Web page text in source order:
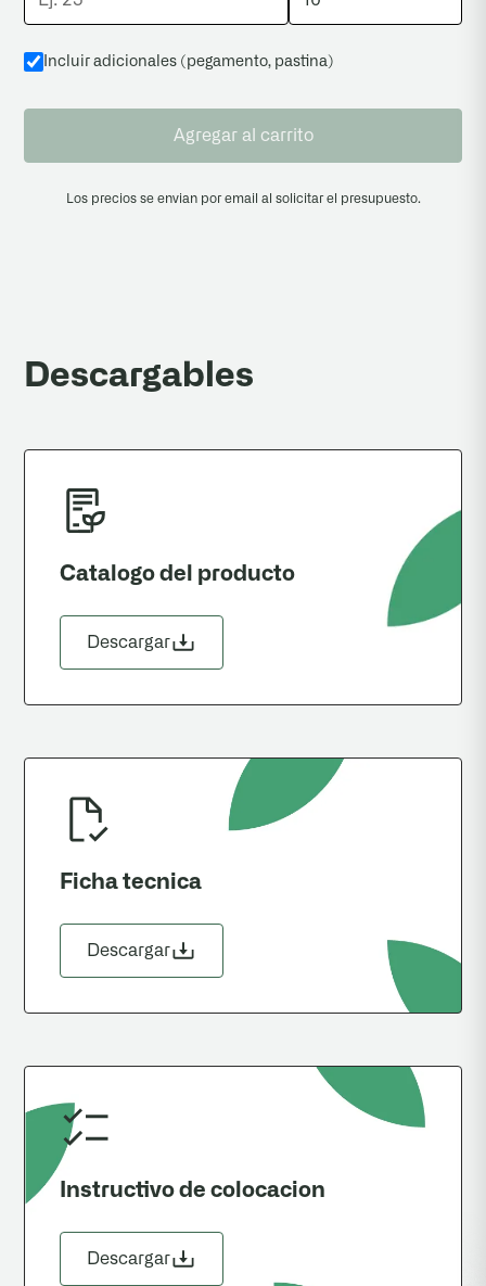
Incluir adicionales (pegamento, pastina)
Agregar al carrito
Los precios se envian por email al solicitar el presupuesto.
Descargables
Catalogo del producto
Descargar
Ficha tecnica
Descargar
Instructivo de colocacion
Descargar